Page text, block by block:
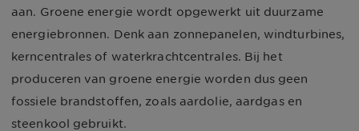
aan. Groene energie wordt opgewerkt uit duurzame
energiebronnen. Denk aan zonnepanelen, windturbines,
kerncentrales of waterkrachtcentrales. Bij het
produceren van groene energie worden dus geen
fossiele brandstoffen, zoals aardolie, aardgas en
steenkool gebruikt.